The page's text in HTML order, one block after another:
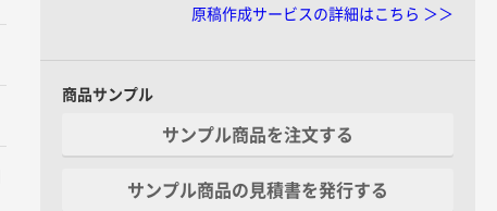
原稿作成サービスの詳細はこちら ＞＞
商品サンプル
サンプル商品を注文する
サンプル商品の見積書を発行する